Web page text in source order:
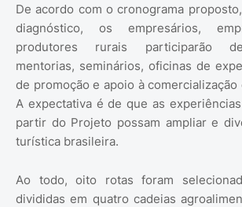
De acordo com o cronograma
diagnóstico, os empresários,
produtores rurais participarão
mentorias, seminários, oficinas de
de promoção e apoio à
A expectativa é de que as
partir do Projeto possam ampliar e
turística brasileira.
Ao todo, oito rotas foram
divididas em quatro cadeias